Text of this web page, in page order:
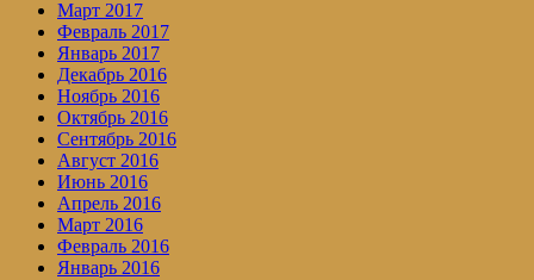
Март 2017
Февраль 2017
Январь 2017
Декабрь 2016
Ноябрь 2016
Октябрь 2016
Сентябрь 2016
Август 2016
Июнь 2016
Апрель 2016
Март 2016
Февраль 2016
Январь 2016